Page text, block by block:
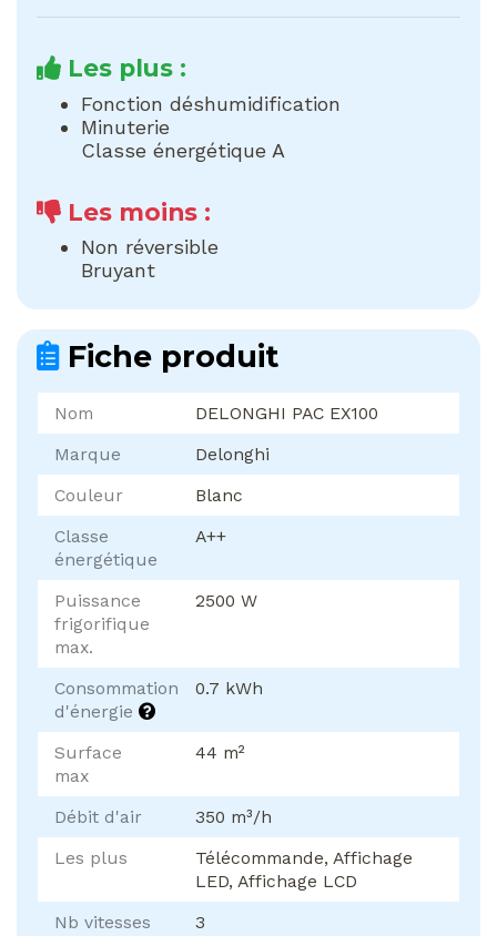
Les plus :
Fonction déshumidification
Minuterie
Classe énergétique A
Les moins :
Non réversible
Bruyant
Fiche produit
Nom
DELONGHI PAC EX100
Marque
Delonghi
Couleur
Blanc
Classe
énergétique
A++
Puissance
frigorifique
max.
2500 W
Consommation
d'énergie
0.7 kWh
Surface
max
44 m²
Débit d'air
350 m³/h
Les plus
Télécommande, Affichage
LED, Affichage LCD
Nb vitesses
3